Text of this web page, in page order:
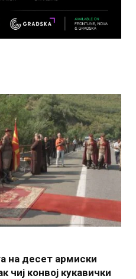
на десет армиски
чиј конвој кукавички